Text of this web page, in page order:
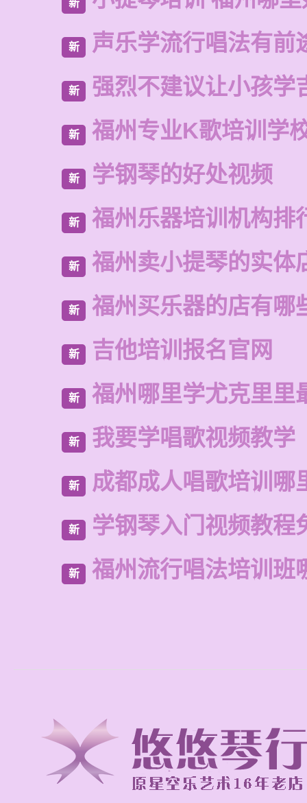
新
新 声乐学流行唱法有前
新 强烈不建议让小孩学
新 福州专业K歌培训学
新 学钢琴的好处视频
新 福州乐器培训机构排
新 福州卖小提琴的实体
新 福州买乐器的店有哪
新 吉他培训报名官网
新 福州哪里学尤克里里
新 我要学唱歌视频教学
新 成都成人唱歌培训哪
新 学钢琴入门视频教程
新 福州流行唱法培训班